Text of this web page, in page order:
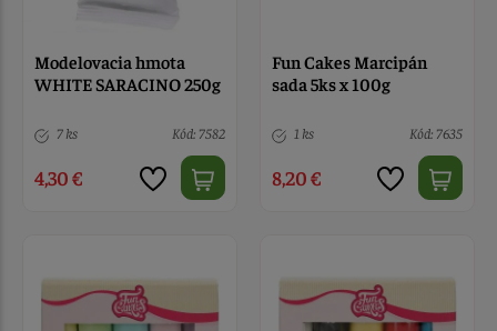
Modelovacia hmota
WHITE SARACINO 250g
7 ks Kód: 7582
4,30 €
Fun Cakes Marcipán
sada 5ks x 100g
1 ks Kód: 7635
8,20 €